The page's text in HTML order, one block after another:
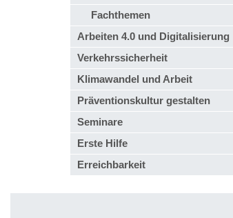
Fachthemen
Arbeiten 4.0 und Digitalisierung
Verkehrssicherheit
Klimawandel und Arbeit
Präventionskultur gestalten
Seminare
Erste Hilfe
Erreichbarkeit